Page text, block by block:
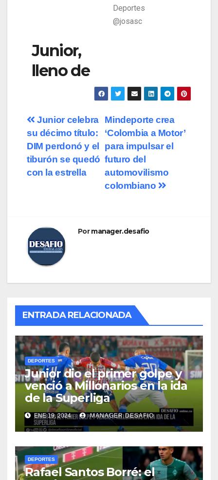
Junior,
lleno de
Deportes
@josasc
Mindeporte crea
‘Colombia a Motor’
para impulsar el
futuro del
automovilismo
colombiano
Junior celebra
su décimo título:
DIM perdonó y el
tiburón se quedó
con la estrella
Pormanager.desafio
ENTRADA RELACIONADA
DEPORTES
Junior dio el primer golpe y
venció a Millonarios en la ida
de la Superliga
ENE 19, 2024 MANAGER.DESAFIO
DEPORTES
Rafael Santos Borré: el